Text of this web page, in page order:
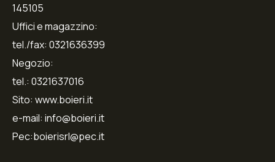
145105
Uffici e magazzino:
tel./fax: 0321636399
Negozio:
tel.: 0321637016
Sito: www.boieri.it
e-mail: info@boieri.it
Pec:boierisrl@pec.it